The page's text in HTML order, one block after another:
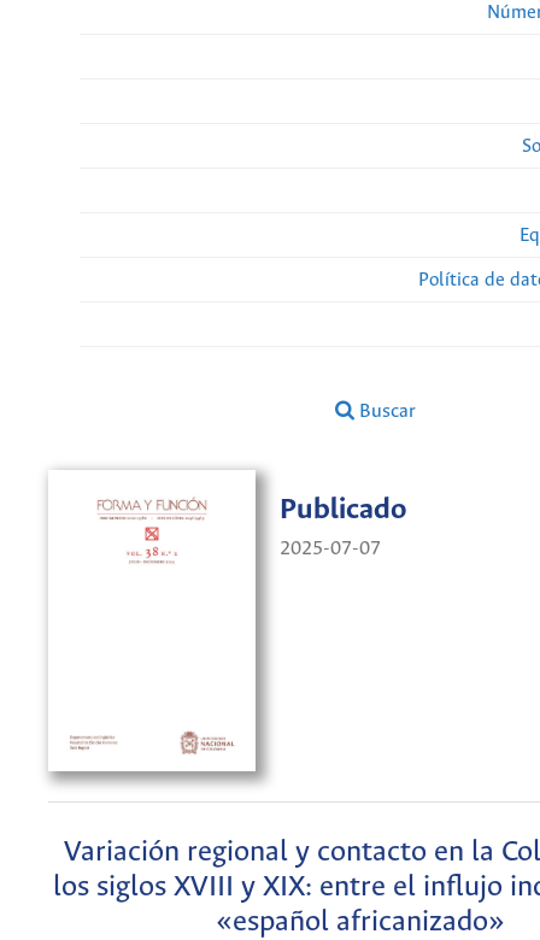
Política de
Buscar
Publicado
2025-07-07
Variación regional y contacto en la
los siglos XVIII y XIX: entre el influjo
«español africanizado»